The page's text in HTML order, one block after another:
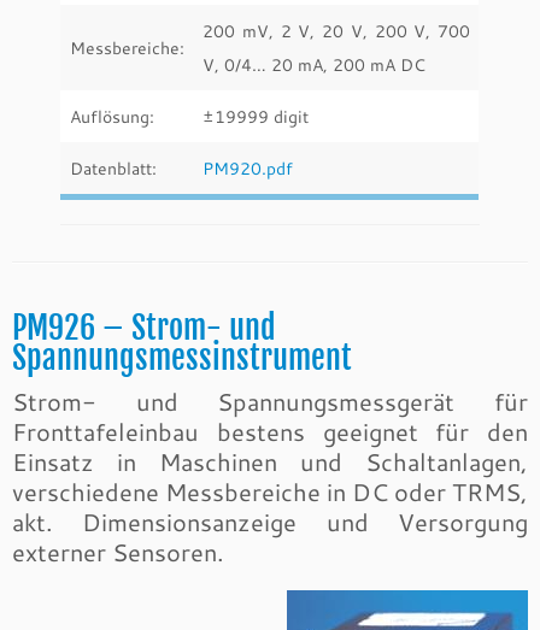
Messbereiche:
200 mV, 2 V, 20 V, 200 V, 700
V, 0/4… 20 mA, 200 mA DC
Auflösung: ±19999 digit
Datenblatt: PM920.pdf
PM926 – Strom- und
Spannungsmessinstrument
Strom- und Spannungsmessgerät für
Fronttafeleinbau bestens geeignet für den
Einsatz in Maschinen und Schaltanlagen,
verschiedene Messbereiche in DC oder TRMS,
akt. Dimensionsanzeige und Versorgung
externer Sensoren.